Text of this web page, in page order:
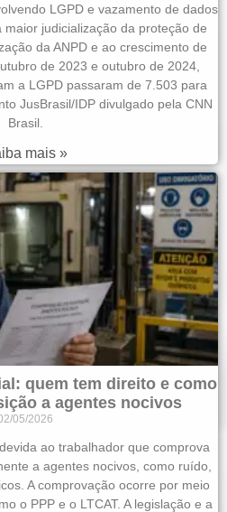
LGPD e vazamento de dados
judicialização da proteção de
da ANPD e ao crescimento de
de 2023 e outubro de 2024,
a LGPD passaram de 7.503 para
JusBrasil/IDP divulgado pela CNN
Brasil.
mais »
quem tem direito e como
a agentes nocivos
05/2026
ao trabalhador que comprova
a agentes nocivos, como ruído,
A comprovação ocorre por meio
o PPP e o LTCAT. A legislação e a